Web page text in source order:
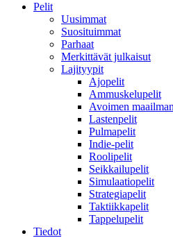
Pelit
Uusimmat
Suosituimmat
Parhaat
Merkittävät julkaisut
Lajityypit
Ajopelit
Ammuskelupelit
Avoimen
Lastenpelit
Pulmapelit
Indie-pelit
Roolipelit
Seikkailupelit
Simulaatiopelit
Strategiapelit
Taktiikkapelit
Tappelupelit
Tiedot